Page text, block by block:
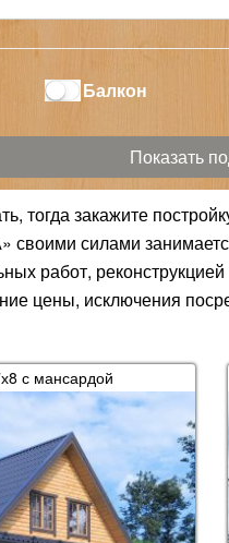
Балкон
тогда закажите
силами
работ,
цены, исключения
с мансардой